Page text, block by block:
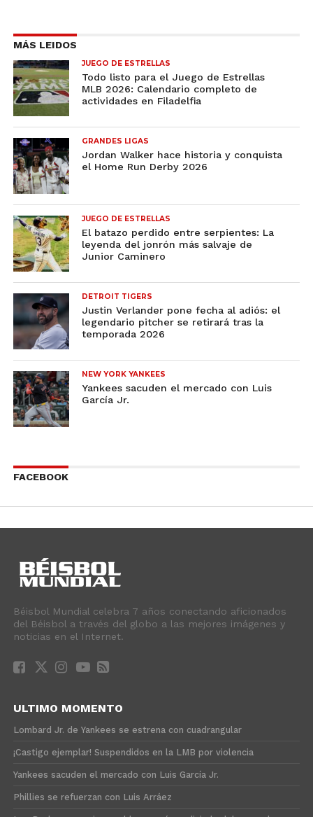
MÁS LEIDOS
JUEGO DE ESTRELLAS
Todo listo para el Juego de Estrellas
MLB 2026: Calendario completo de
actividades en Filadelfia
GRANDES LIGAS
Jordan Walker hace historia y conquista
el Home Run Derby 2026
JUEGO DE ESTRELLAS
El batazo perdido entre serpientes: La
leyenda del jonrón más salvaje de
Junior Caminero
DETROIT TIGERS
Justin Verlander pone fecha al adiós: el
legendario pitcher se retirará tras la
temporada 2026
NEW YORK YANKEES
Yankees sacuden el mercado con Luis
García Jr.
FACEBOOK
Béisbol Mundial celebra 7 años conectando aficionados
del Béisbol a través del globo a las mejores imágenes y
noticias en el Internet.
ULTIMO MOMENTO
Lombard Jr. de Yankees se estrena con cuadrangular
¡Castigo ejemplar! Suspendidos en la LMB por violencia
Yankees sacuden el mercado con Luis García Jr.
Phillies se refuerzan con Luis Arráez